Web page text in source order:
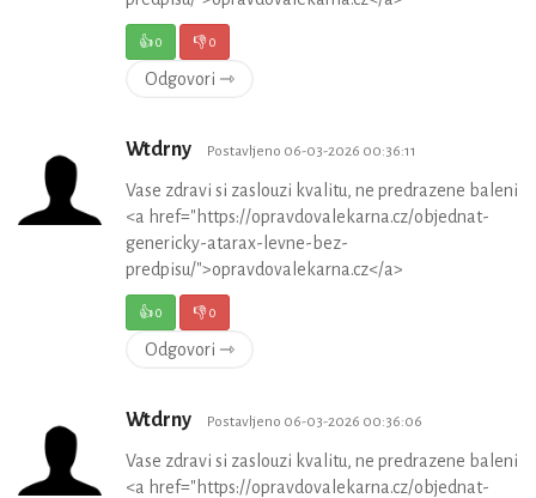
👍0 👎0
Odgovori ⇾
Wtdrny Postavljeno 06-03-2026 00:36:11
Vase zdravi si zaslouzi kvalitu, ne predrazene baleni
<a href="https://opravdovalekarna.cz/objednat-
genericky-atarax-levne-bez-
predpisu/">opravdovalekarna.cz</a>
👍0 👎0
Odgovori ⇾
Wtdrny Postavljeno 06-03-2026 00:36:06
Vase zdravi si zaslouzi kvalitu, ne predrazene baleni
<a href="https://opravdovalekarna.cz/objednat-